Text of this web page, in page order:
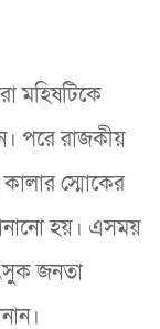
মহিষটিকে
পরে রাজকীয়
কালার স্মোকের
হয়। এসময়
জনতা